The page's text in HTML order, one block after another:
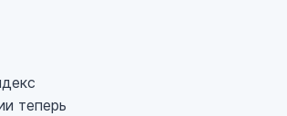
теперь